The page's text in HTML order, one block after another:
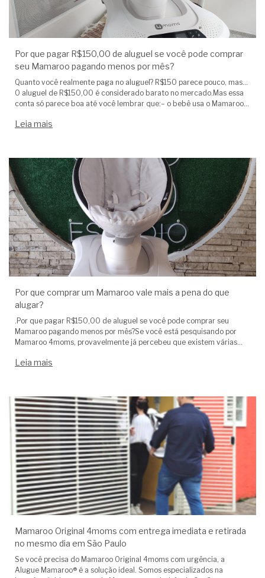
Por que pagar R$150,00 de aluguel se você pode comprar
seu Mamaroo pagando menos por mês?
Quanto você realmente paga no aluguel? R$150 parece pouco, mas…
O aluguel de R$150,00 é considerado barato no mercado.Mas essa
conta só parece boa até você lembrar que:– o bebê usa o Mamaroo
Leia mais
Por que comprar um Mamaroo vale mais a pena do que
alugar?
.Por que pagar R$150,00 de aluguel se você pode comprar seu
Mamaroo pagando menos por mês?Se você está pesquisando por
Mamaroo 4moms, provavelmente já percebeu que existem várias
parec
Leia mais
Mamaroo Original 4moms com entrega imediata e retirada
no mesmo dia em São Paulo
Se você precisa do Mamaroo Original 4moms com urgência, a
Alugue Mamaroo® é a solução ideal. Somos especializados na